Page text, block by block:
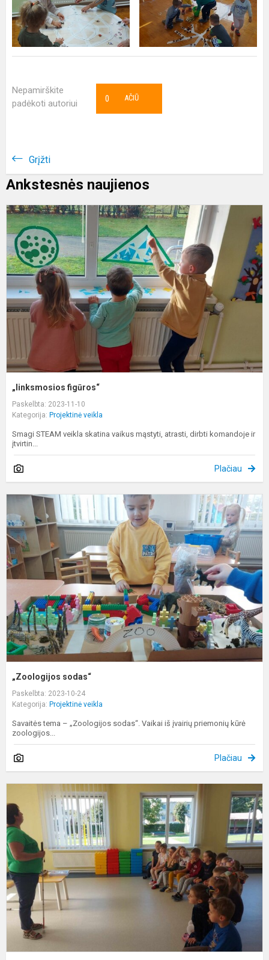
Nepamirškite
padėkoti autoriui
AČIŪ
0
Grįžti
Ankstesnės naujienos
„linksmosios figūros“
Paskelbta: 2023-11-10
Kategorija: Projektinė veikla
Smagi STEAM veikla skatina vaikus mąstyti, atrasti, dirbti komandoje ir
įtvirtin...
Plačiau
„Zoologijos sodas“
Paskelbta: 2023-10-24
Kategorija: Projektinė veikla
Savaitės tema – „Zoologijos sodas“. Vaikai iš įvairių priemonių kūrė
zoologijos...
Plačiau